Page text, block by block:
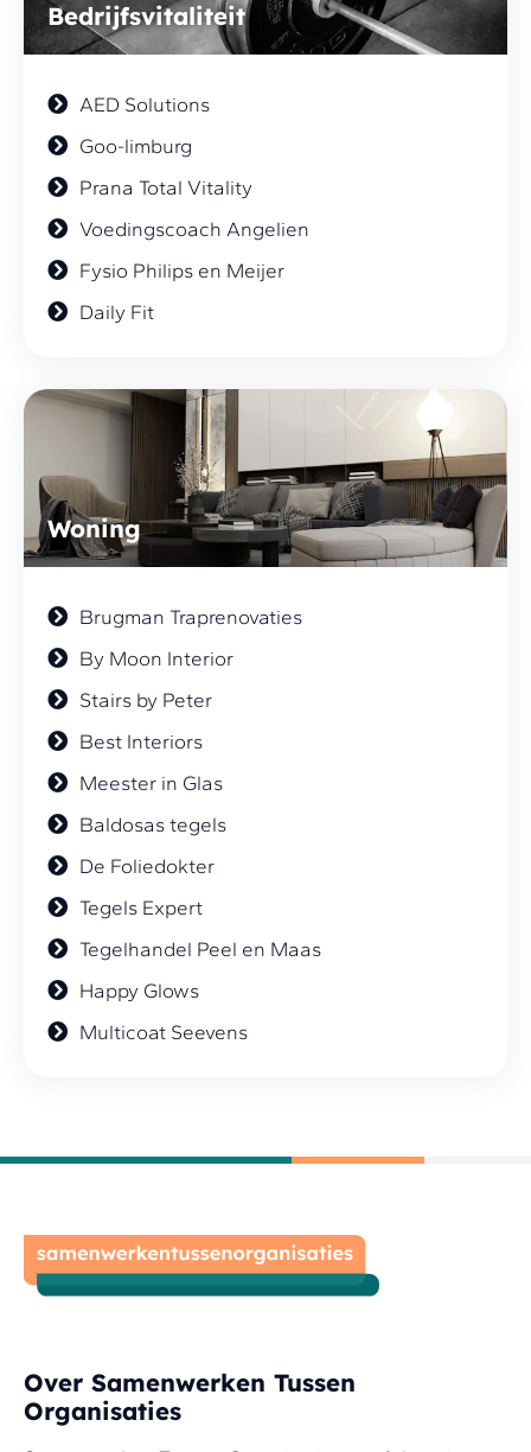
Bedrijfsvitaliteit
AED Solutions
Goo-limburg
Prana Total Vitality
Voedingscoach Angelien
Fysio Philips en Meijer
Daily Fit
Woning
Brugman Traprenovaties
By Moon Interior
Stairs by Peter
Best Interiors
Meester in Glas
Baldosas tegels
De Foliedokter
Tegels Expert
Tegelhandel Peel en Maas
Happy Glows
Multicoat Seevens
Over Samenwerken Tussen
Organisaties